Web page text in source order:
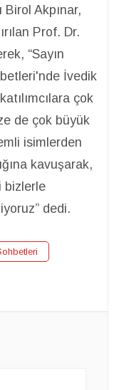
Akpınar,
Prof. Dr.
“Sayın
İvedik
çok
de çok büyük
isimlerden
kavuşarak,
bizlerle
dedi.